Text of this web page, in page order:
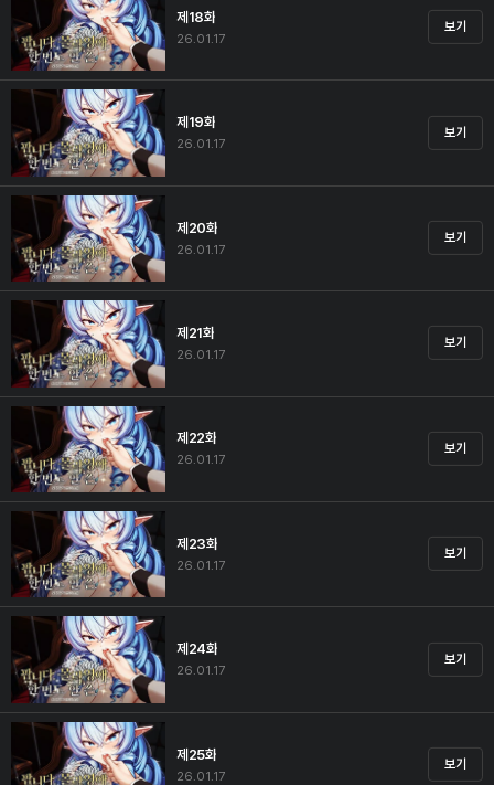
제18화
26.01.17
보기
제19화
26.01.17
보기
제20화
26.01.17
보기
제21화
26.01.17
보기
제22화
26.01.17
보기
제23화
26.01.17
보기
제24화
26.01.17
보기
제25화
26.01.17
보기